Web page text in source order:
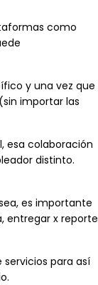
como
y una vez que
importar las
esa colaboración
distinto.
es importante
entregar x reporte
para así